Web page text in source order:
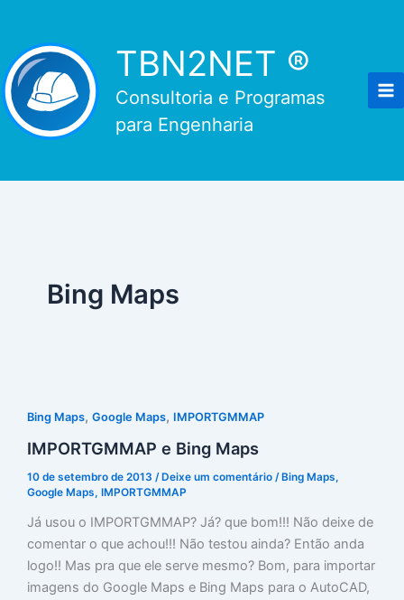
conteúdo
TBN2NET ®
Consultoria e Programas
para Engenharia
Bing Maps
Bing Maps, Google Maps, IMPORTGMMAP
IMPORTGMMAP e Bing Maps
10 de setembro de 2013 / Deixe um comentário / Bing Maps,
Google Maps, IMPORTGMMAP
Já usou o IMPORTGMMAP? Já? que bom!!! Não deixe de
comentar o que achou!!! Não testou ainda? Então anda
logo!! Mas pra que ele serve mesmo? Bom, para importar
imagens do Google Maps e Bing Maps para o AutoCAD,